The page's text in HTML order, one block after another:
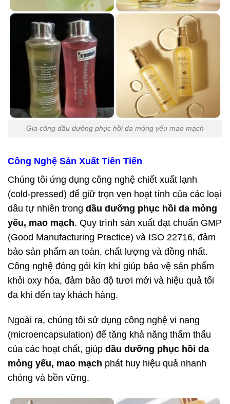
Gia công dầu dưỡng phục hồi da mỏng yếu mao mạch
Công Nghệ Sản Xuất Tiên Tiến
Chúng tôi ứng dụng công nghệ chiết xuất lạnh
(cold-pressed) để giữ trọn vẹn hoạt tính của các loại
dầu tự nhiên trong dầu dưỡng phục hồi da mỏng
yếu, mao mạch. Quy trình sản xuất đạt chuẩn GMP
(Good Manufacturing Practice) và ISO 22716, đảm
bảo sản phẩm an toàn, chất lượng và đồng nhất.
Công nghệ đóng gói kín khí giúp bảo vệ sản phẩm
khỏi oxy hóa, đảm bảo độ tươi mới và hiệu quả tối
đa khi đến tay khách hàng.
Ngoài ra, chúng tôi sử dụng công nghệ vi nang
(microencapsulation) để tăng khả năng thẩm thấu
của các hoạt chất, giúp dầu dưỡng phục hồi da
mỏng yếu, mao mạch phát huy hiệu quả nhanh
chóng và bền vững.